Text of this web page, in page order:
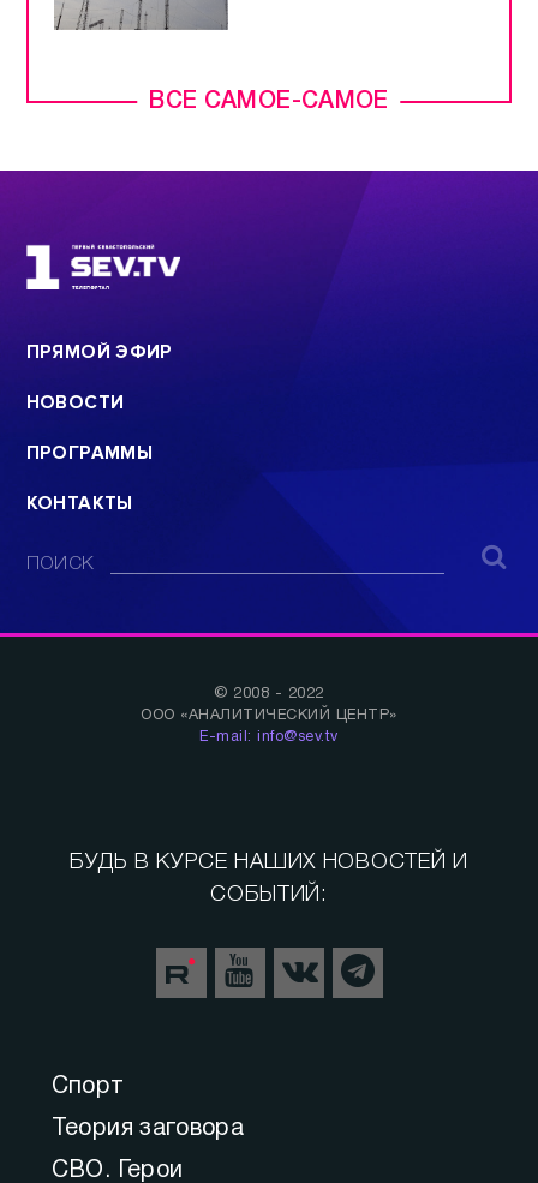
ВСЕ САМОЕ-САМОЕ
ПРЯМОЙ ЭФИР
НОВОСТИ
ПРОГРАММЫ
КОНТАКТЫ
ПОИСК
© 2008 - 2022
ООО «АНАЛИТИЧЕСКИЙ ЦЕНТР»
E-mail: info@sev.tv
Спорт
Теория заговора
СВО. Герои
БУДЬ В КУРСЕ НАШИХ НОВОСТЕЙ И
СОБЫТИЙ: